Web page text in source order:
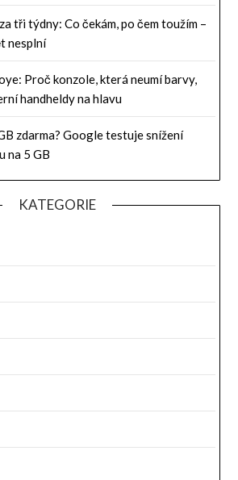
tři týdny: Co čekám, po čem toužím –
nesplní
Proč konzole, která neumí barvy,
handheldy na hlavu
zdarma? Google testuje snížení
na 5 GB
KATEGORIE